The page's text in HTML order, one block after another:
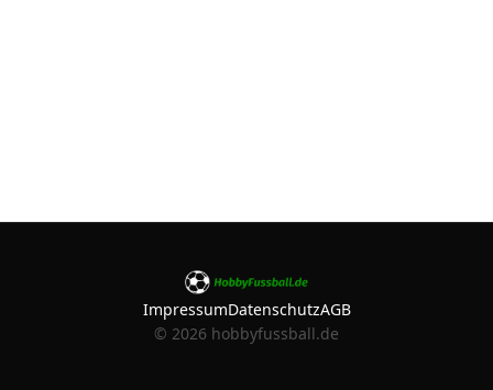
ImpressumDatenschutzAGB
© 2026 hobbyfussball.de